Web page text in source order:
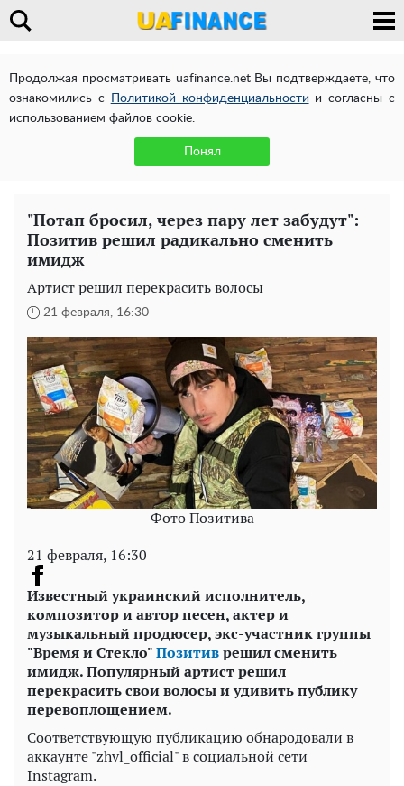
Продолжая просматривать uafinance.net Вы подтверждаете, что
ознакомились с
Политикой конфиденциальности и согласны с
использованием файлов cookie.
Понял
"Потап бросил, через пару лет забудут":
Позитив решил радикально сменить
имидж
Артист решил перекрасить волосы
21 февраля, 16:30
Фото Позитива
21 февраля, 16:30
Известный украинский исполнитель,
композитор и автор песен, актер и
музыкальный продюсер, экс-участник группы
"Время и Стекло"Позитиврешил сменить
имидж. Популярный артист решил
перекрасить свои волосы и удивить публику
перевоплощением.
Соответствующую публикацию обнародовали в
аккаунте "zhvl_official" в социальной сети
Instagram.